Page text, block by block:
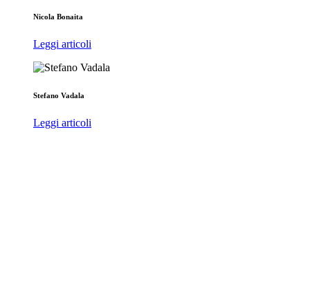
Nicola Bonaita
Leggi articoli
Stefano Vadala
Leggi articoli